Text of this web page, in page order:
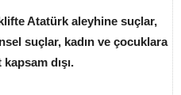
Atatürk aleyhine suçlar,
suçlar, kadın ve çocuklara
dışı.